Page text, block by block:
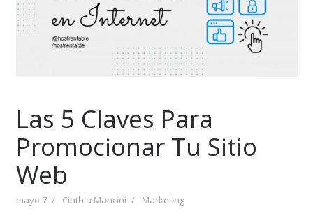
Las 5 Claves Para
Promocionar Tu Sitio
Web
mayo 7 Cinthia Mancini Marketing